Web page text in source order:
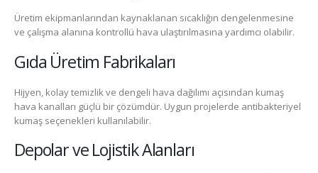
Üretim ekipmanlarından kaynaklanan sıcaklığın dengelenmesine
ve çalışma alanına kontrollü hava ulaştırılmasına yardımcı olabilir.
Gıda Üretim Fabrikaları
Hijyen, kolay temizlik ve dengeli hava dağılımı açısından kumaş
hava kanalları güçlü bir çözümdür. Uygun projelerde antibakteriyel
kumaş seçenekleri kullanılabilir.
Depolar ve Lojistik Alanları